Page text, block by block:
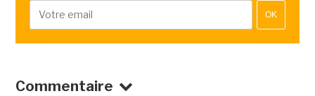
OK
Commentaire